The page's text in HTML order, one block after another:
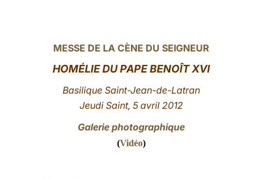
中文
LATINE
MESSE DE LA CÈNE DU SEIGNEUR
HOMÉLIE DU PAPE BENOÎT XVI
Basilique Saint-Jean-de-Latran
Jeudi Saint, 5 avril 2012
Galerie photographique
(Vidéo)